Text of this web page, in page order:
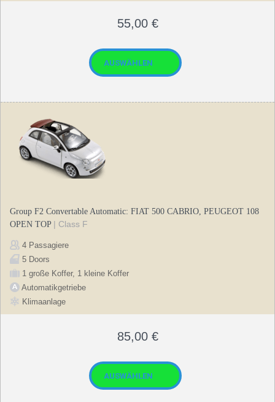
55,00€
Group F2 Convertable Automatic: FIAT 500 CABRIO, PEUGEOT 108
OPEN TOP | Class F
4 Passagiere
5 Doors
1 große Koffer, 1 kleine Koffer
Automatikgetriebe
Klimaanlage
85,00€